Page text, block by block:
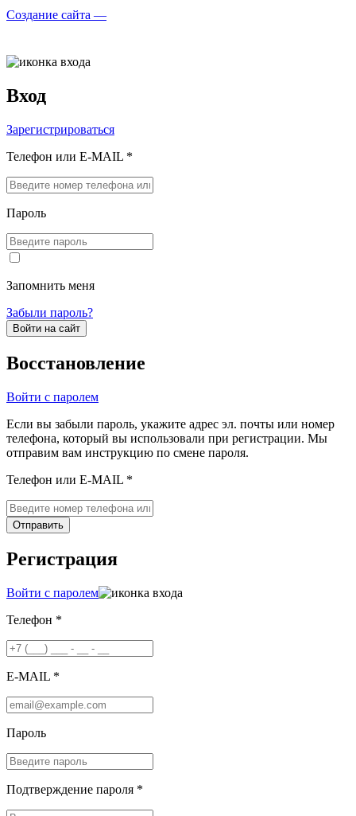
Создание сайта —
Вход
Зарегистрироваться
Телефон или E-MAIL *
Пароль
Запомнить меня
Забыли пароль?
Войти на сайт
Восстановление
Войти с паролем
Если вы забыли пароль, укажите адрес эл. почты или номер
телефона, который вы использовали при регистрации. Мы
отправим вам инструкцию по смене пароля.
Телефон или E-MAIL *
Отправить
Регистрация
Войти с паролем
Телефон *
E-MAIL *
Пароль
Подтверждение пароля *